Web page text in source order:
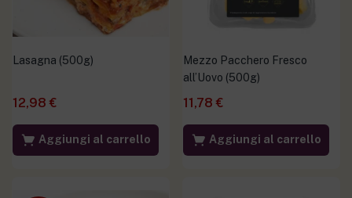
Lasagna (500g)
12,98 €
Aggiungi al carrello
Mezzo Pacchero Fresco
all’Uovo (500g)
11,78 €
Aggiungi al carrello